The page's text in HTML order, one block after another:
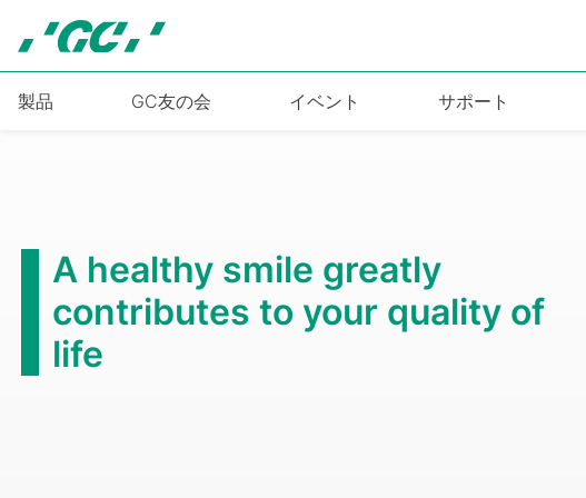
製品 GC友の会 イベント サポート
A healthy smile greatly
contributes to your quality of
life